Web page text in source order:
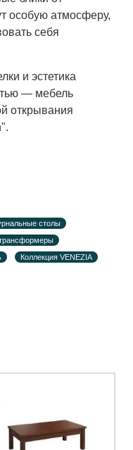
особую атмосферу,
себя
и эстетика
— мебель
открывания
столы
Коллекция VENEZIA